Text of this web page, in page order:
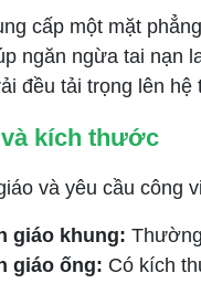
cấp một mặt
ngăn ngừa tai nạn
đều tải trọng lên hệ
kích thước
và yêu cầu công
giáo khung:
giáo ống: Có kích